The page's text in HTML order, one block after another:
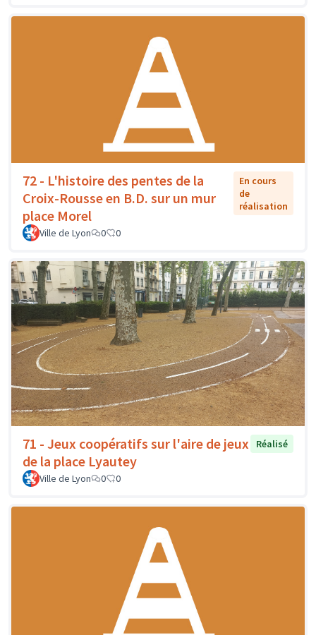
72 - L'histoire des pentes de la
Croix-Rousse en B.D. sur un mur
place Morel
En cours
de
réalisation
Ville de Lyon 0 0
71 - Jeux coopératifs sur l'aire de jeux
de la place Lyautey
Réalisé
Ville de Lyon 0 0